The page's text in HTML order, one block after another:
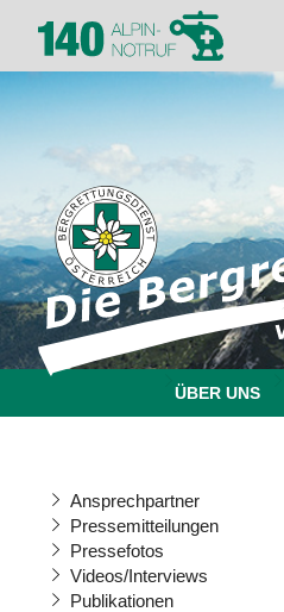
ÜBER UNS
Ansprechpartner
Pressemitteilungen
Pressefotos
Videos/Interviews
Publikationen